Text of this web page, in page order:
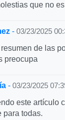
que no
- 03/23/2025
de las
preocupa
- 03/23/2025
este artículo
para todas.